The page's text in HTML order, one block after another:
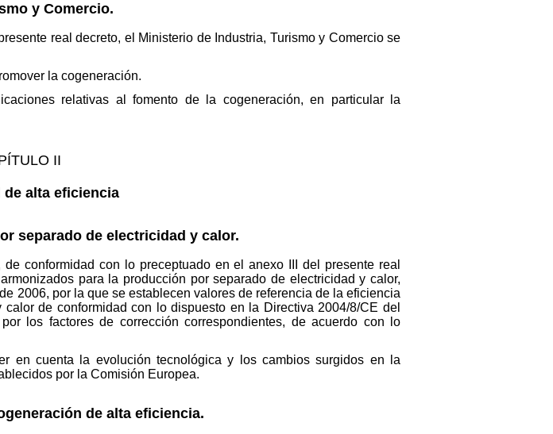
y Comercio.
real decreto, el Ministerio de Industria, Turismo y Comercio se
la cogeneración.
relativas al fomento de la cogeneración, en particular la
II
alta eficiencia
separado de electricidad y calor.
conformidad con lo preceptuado en el anexo III del presente real
para la producción por separado de electricidad y calor,
2006, por la que se establecen valores de referencia de la eficiencia
de conformidad con lo dispuesto en la Directiva 2004/8/CE del
los factores de corrección correspondientes, de acuerdo con lo
en cuenta la evolución tecnológica y los cambios surgidos en la
por la Comisión Europea.
de alta eficiencia.